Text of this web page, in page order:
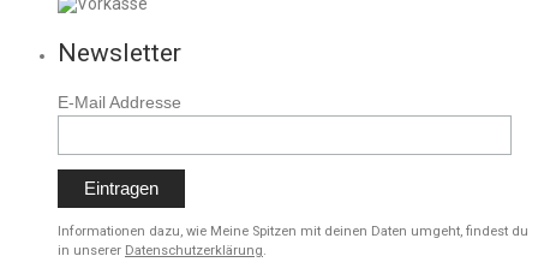
Newsletter
E-Mail Addresse
Informationen dazu, wie Meine Spitzen mit deinen Daten umgeht, findest du
in unserer Datenschutzerklärung.